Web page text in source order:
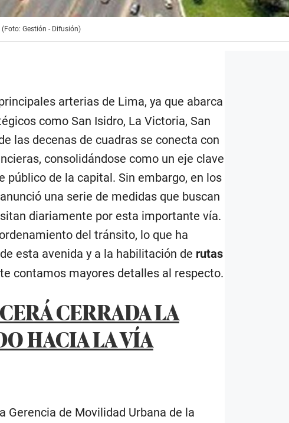
Gestión - Difusión)
arterias de Lima, ya que abarca
como San Isidro, La Victoria, San
las decenas de cuadras se conecta con
consolidándose como un eje clave
de la capital. Sin embargo, en los
anunció una serie de medidas que buscan
diariamente por esta importante vía.
del tránsito, lo que ha
esta avenida y a la habilitación de rutas
contamos mayores detalles al respecto.
CERRADA LA
HACIA LA VÍA
de Movilidad Urbana de la